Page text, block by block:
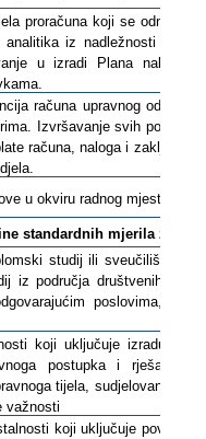
proračuna koji se odnosi
iz nadležnosti
u izradi Plana nabave
računa upravnog odjela
Izvršavanje svih poslova
računa, naloga i
u okviru radnog mjesta, po
standardnih mjerila za
studij ili sveučilišni
iz područja društvenih
poslovima,
koji uključuje izradu
postupka i
tijela, sudjelovanje u
važnosti
koji uključuje